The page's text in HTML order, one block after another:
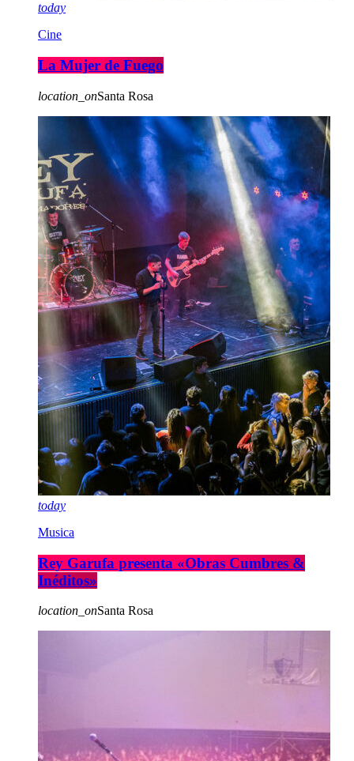
today
Cine
La Mujer de Fuego
location_onSanta Rosa
today
Musica
Rey Garufa presenta «Obras Cumbres &
Inéditos»
location_onSanta Rosa